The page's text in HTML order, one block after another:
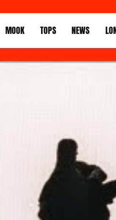
MOOK TOPS NEWS